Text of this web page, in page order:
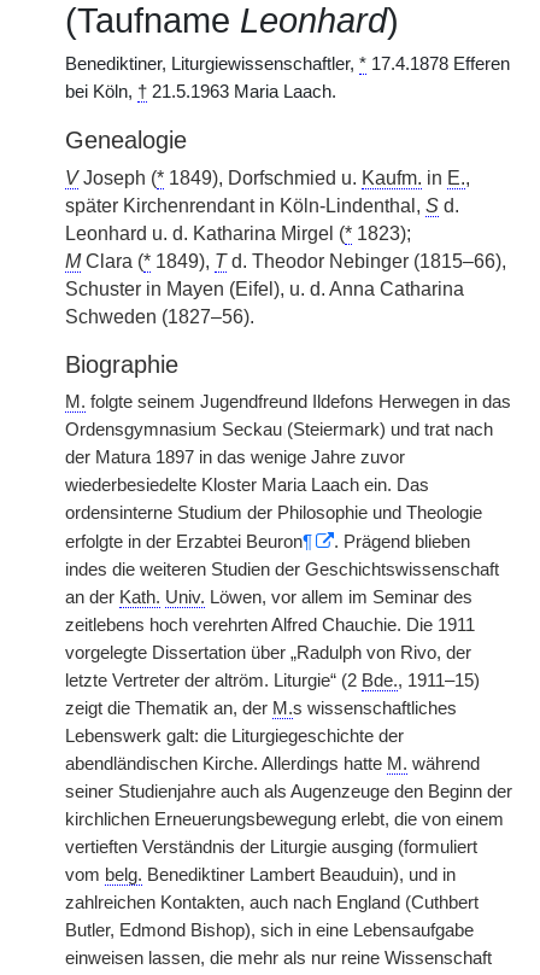
(Taufname Leonhard)
Benediktiner, Liturgiewissenschaftler, * 17.4.1878 Efferen
bei Köln, † 21.5.1963 Maria Laach.
Genealogie
VJoseph (* 1849), Dorfschmied u. Kaufm. in E.,
später Kirchenrendant in Köln-Lindenthal, S d.
Leonhard u. d. Katharina Mirgel (* 1823);
MClara (* 1849), Td. Theodor Nebinger (1815–66),
Schuster in Mayen (Eifel), u. d. Anna Catharina
Schweden (1827–56).
Biographie
M. folgte seinem Jugendfreund Ildefons Herwegen in das
Ordensgymnasium Seckau (Steiermark) und trat nach
der Matura 1897 in das wenige Jahre zuvor
wiederbesiedelte Kloster Maria Laach ein. Das
ordensinterne Studium der Philosophie und Theologie
erfolgte in der Erzabtei Beuron¶
. Prägend blieben
indes die weiteren Studien der Geschichtswissenschaft
an der Kath. Univ. Löwen, vor allem im Seminar des
zeitlebens hoch verehrten Alfred Chauchie. Die 1911
vorgelegte Dissertation über „Radulph von Rivo, der
letzte Vertreter der altröm. Liturgie“ (2 Bde., 1911–15)
zeigt die Thematik an, der M.s wissenschaftliches
Lebenswerk galt: die Liturgiegeschichte der
abendländischen Kirche. Allerdings hatte M. während
seiner Studienjahre auch als Augenzeuge den Beginn der
kirchlichen Erneuerungsbewegung erlebt, die von einem
vertieften Verständnis der Liturgie ausging (formuliert
vom belg. Benediktiner Lambert Beauduin), und in
zahlreichen Kontakten, auch nach England (Cuthbert
Butler, Edmond Bishop), sich in eine Lebensaufgabe
einweisen lassen, die mehr als nur reine Wissenschaft